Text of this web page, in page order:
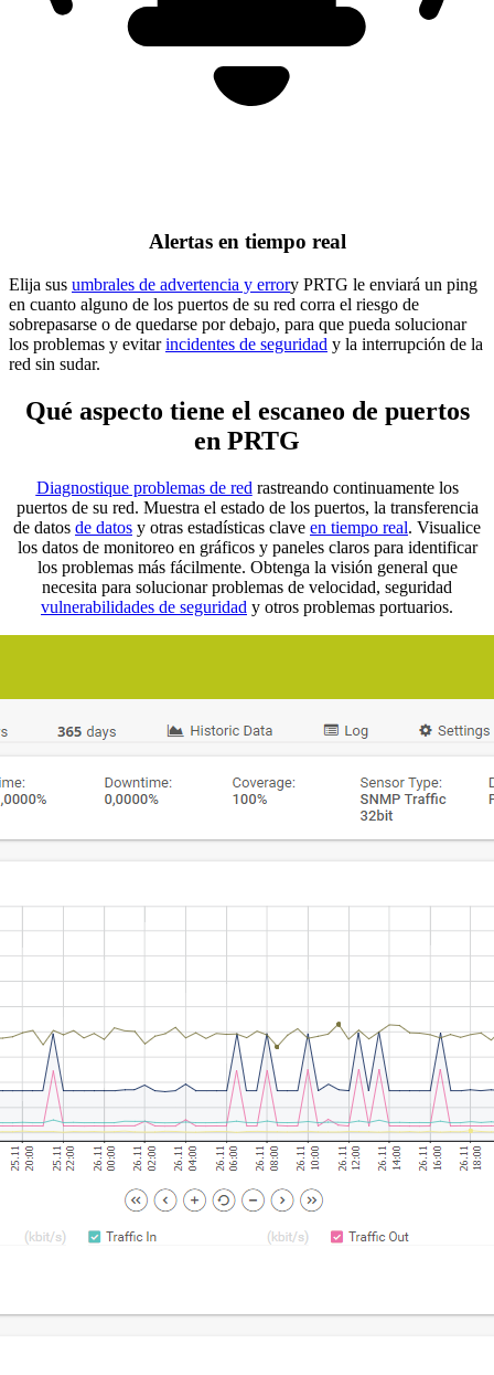
Alertas en tiempo real
Elija sus umbrales de advertencia y errory PRTG le enviará un ping
en cuanto alguno de los puertos de su red corra el riesgo de
sobrepasarse o de quedarse por debajo, para que pueda solucionar
los problemas y evitarincidentes de seguridad y la interrupción de la
red sin sudar.
Qué aspecto tiene el escaneo de puertos
en PRTG
Diagnostique problemas de red rastreando continuamente los
puertos de su red. Muestra el estado de los puertos, la transferencia
de datos de datos y otras estadísticas clave en tiempo real. Visualice
los datos de monitoreo en gráficos y paneles claros para identificar
los problemas más fácilmente. Obtenga la visión general que
necesita para solucionar problemas de velocidad, seguridad
vulnerabilidades de seguridad y otros problemas portuarios.